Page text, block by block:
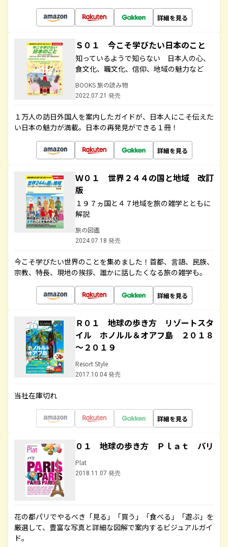
詳細を見る
Ｓ０１ 今こそ学びたい日本のこと
知っているようで知らない 日本人の心、
食文化、職文化、信仰、地域の魅力など
BOOKS 旅の読み物
2022.07.21 発売
１万人の訪日外国人を案内したガイドが、日本人にこそ伝えた
い日本の魅力が満載。日本の再発見ができる１冊！
詳細を見る
Ｗ０１ 世界２４４の国と地域 改訂
版
１９７ヵ国と４７地域を旅の雑学とともに
解説
旅の図鑑
2024.07.18 発売
今こそ学びたい世界のことを集めました！首都、言語、民族、
宗教、特長、現地の挨拶、誰かに話したくなる旅の雑学も。
詳細を見る
Ｒ０１ 地球の歩き方 リゾートスタ
イル ホノルル＆オアフ島 ２０１８
～２０１９
Resort Style
2017.10.04 発売
当社在庫切れ
詳細を見る
０１ 地球の歩き方 Ｐｌａｔ パリ
Plat
2018.11.07 発売
花の都パリでやるべき「見る」「買う」「食べる」「遊ぶ」を
厳選して、豊富な写真と詳細な図解で案内するビジュアルガイ
ド。